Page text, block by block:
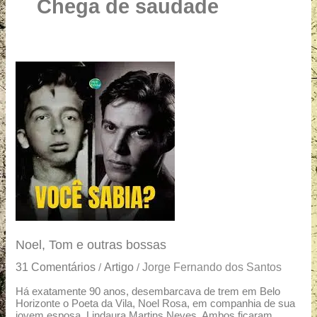
Chega de saudade
Noel, Tom e outras bossas
31 Comentários /Artigo /Jorge Fernando dos Santos
Há exatamente 90 anos, desembarcava de trem em Belo
Horizonte o Poeta da Vila, Noel Rosa, em companhia de sua
Tom
outras
bossas